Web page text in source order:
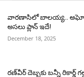
వారణాసిలో బాలయ్య..
అసలు ప్లాన్ ఇదే!
December 18, 2025
రణ్‌వీర్ దెబ్బకు బన్నీ రికార్డ్